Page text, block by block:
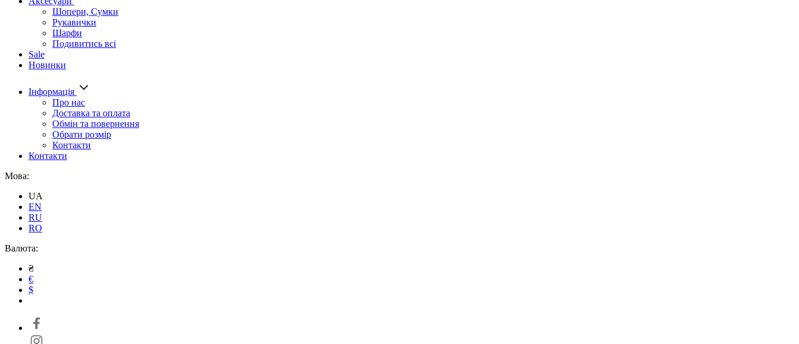
Шопери, Сумки
Рукавички
Шарфи
Подивитись всі
Sale
Новинки
Інформація
Про нас
Доставка та оплата
Обмін та повернення
Обрати розмір
Контакти
Контакти
Мова:
UA
EN
RU
RO
Валюта:
₴
€
$